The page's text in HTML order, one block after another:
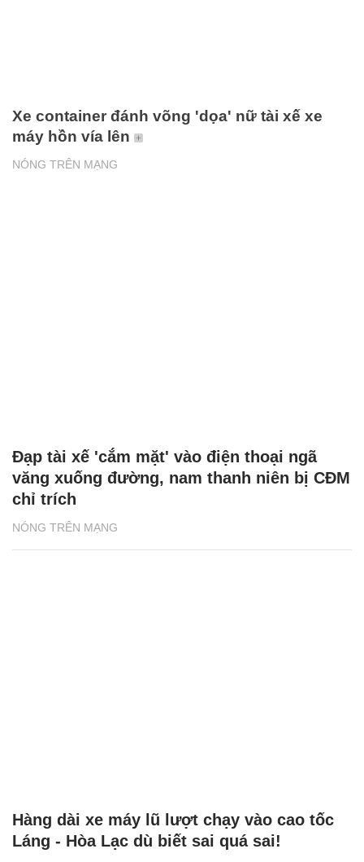
NÓNG TRÊN MẠNG
Xe container đánh võng 'dọa' nữ tài xế xe
máy hồn vía lên
NÓNG TRÊN MẠNG
Đạp tài xế 'cắm mặt' vào điện thoại ngã
văng xuống đường, nam thanh niên bị CĐM
chỉ trích
Hàng dài xe máy lũ lượt chạy vào cao tốc
Láng - Hòa Lạc dù biết sai quá sai!